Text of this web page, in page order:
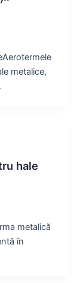
metalice,
hale
metalică
în